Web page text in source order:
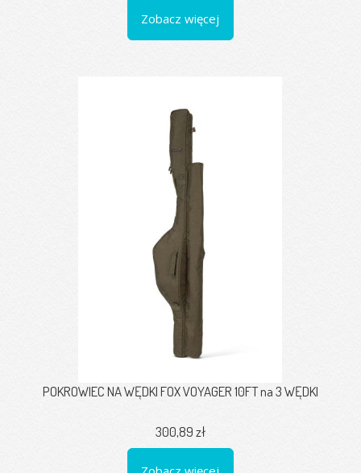
Zobacz więcej
POKROWIEC NA WĘDKI FOX VOYAGER 10FT na 3 WĘDKI
300,89 zł